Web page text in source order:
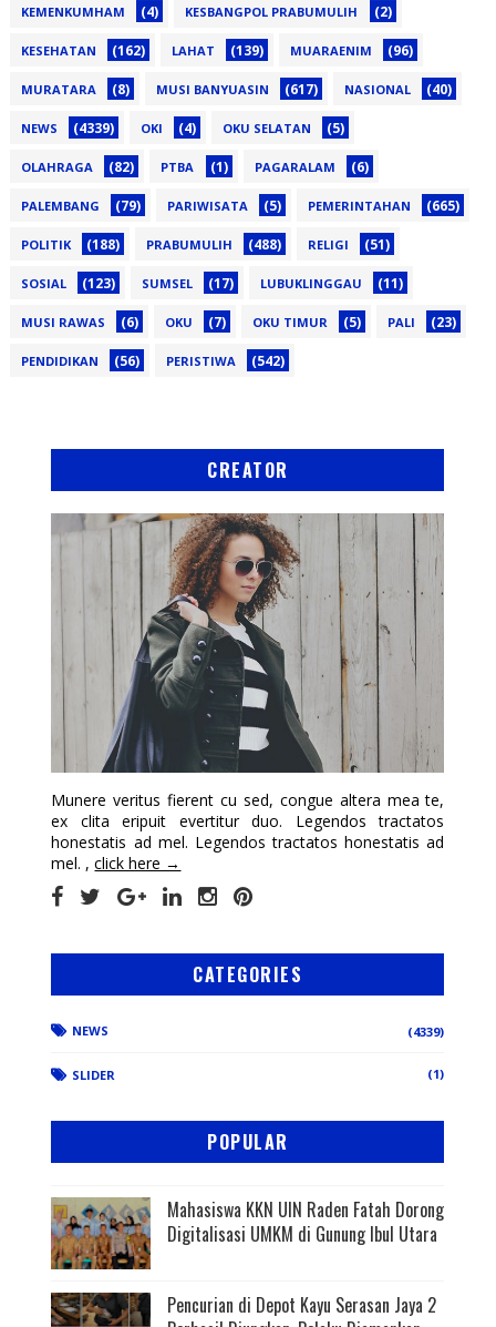
KEMENKUMHAM (4) KESBANGPOL PRABUMULIH (2)
KESEHATAN (162) LAHAT (139) MUARAENIM (96)
MURATARA (8) MUSI BANYUASIN (617) NASIONAL (40)
NEWS (4339) OKI (4) OKU SELATAN (5)
OLAHRAGA (82) PTBA (1) PAGARALAM (6)
PALEMBANG (79) PARIWISATA (5) PEMERINTAHAN (665)
POLITIK (188) PRABUMULIH (488) RELIGI (51)
SOSIAL (123) SUMSEL (17) LUBUKLINGGAU (11)
MUSI RAWAS (6) OKU (7) OKU TIMUR (5) PALI (23)
PENDIDIKAN (56) PERISTIWA (542)
CREATOR
Munere veritus fierent cu sed, congue altera mea te,
ex clita eripuit evertitur duo. Legendos tractatos
honestatis ad mel. Legendos tractatos honestatis ad
mel. ,click here →
CATEGORIES
NEWS (4339)
SLIDER (1)
POPULAR
Mahasiswa KKN UIN Raden Fatah Dorong
Digitalisasi UMKM di Gunung Ibul Utara
Pencurian di Depot Kayu Serasan Jaya 2